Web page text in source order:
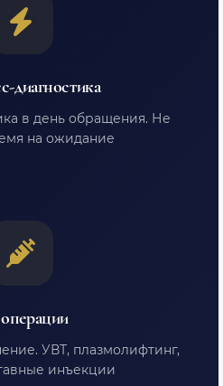
диагностика
в день обращения. Не
на ожидание
УВТ, плазмолифтинг,
инъекции